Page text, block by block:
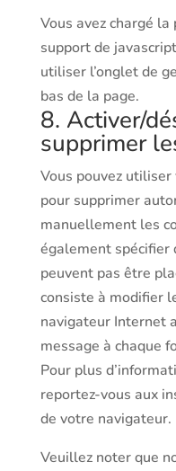
Vous avez chargé
support de
utiliser l’onglet de
bas de la page.
8. Activer/
supprimer
Vous pouvez
pour supprimer
manuellement les
également spécifier
peuvent pas être
consiste à modifier
navigateur Internet
message à chaque
Pour plus
reportez-vous aux
de votre navigateur.
Veuillez noter que